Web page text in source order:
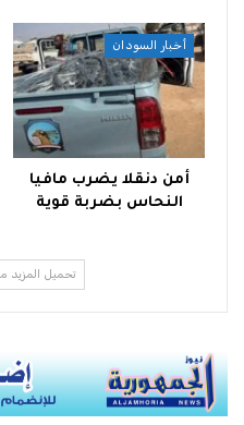
أخبار السودان
أمن دنقلا يضرب مافيا
النحاس بضربة قوية
تحميل المزيد